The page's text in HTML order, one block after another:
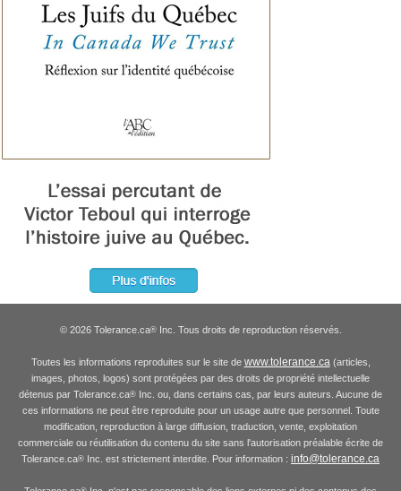
© 2026 Tolerance.ca®Inc. Tous droits de reproduction réservés.
Toutes les informations reproduites sur le site de www.tolerance.ca(articles,
images, photos, logos) sont protégées par des droits de propriété intellectuelle
détenus par Tolerance.ca® Inc. ou, dans certains cas, par leurs auteurs. Aucune de
ces informations ne peut être reproduite pour un usage autre que personnel. Toute
modification, reproduction à large diffusion, traduction, vente, exploitation
commerciale ou réutilisation du contenu du site sans l'autorisation préalable écrite de
Tolerance.ca® Inc. est strictement interdite. Pour information : info@tolerance.ca